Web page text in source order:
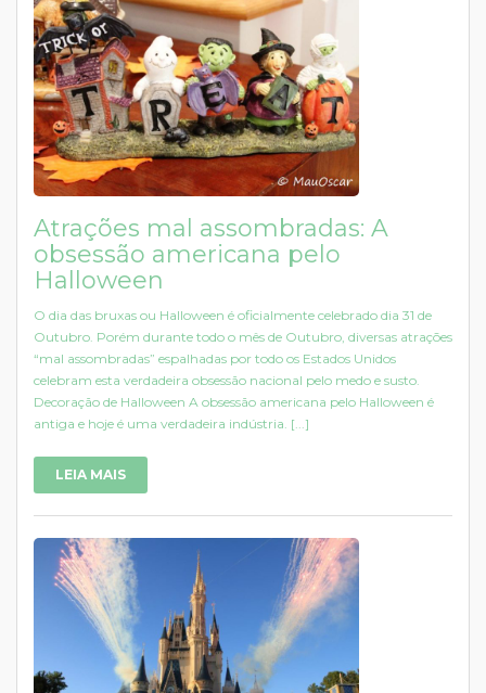
Atrações mal assombradas: A
obsessão americana pelo
Halloween
O dia das bruxas ou Halloween é oficialmente celebrado dia 31 de
Outubro. Porém durante todo o mês de Outubro, diversas atrações
“mal assombradas” espalhadas por todo os Estados Unidos
celebram esta verdadeira obsessão nacional pelo medo e susto.
Decoração de Halloween A obsessão americana pelo Halloween é
antiga e hoje é uma verdadeira indústria. [...]
LEIA MAIS